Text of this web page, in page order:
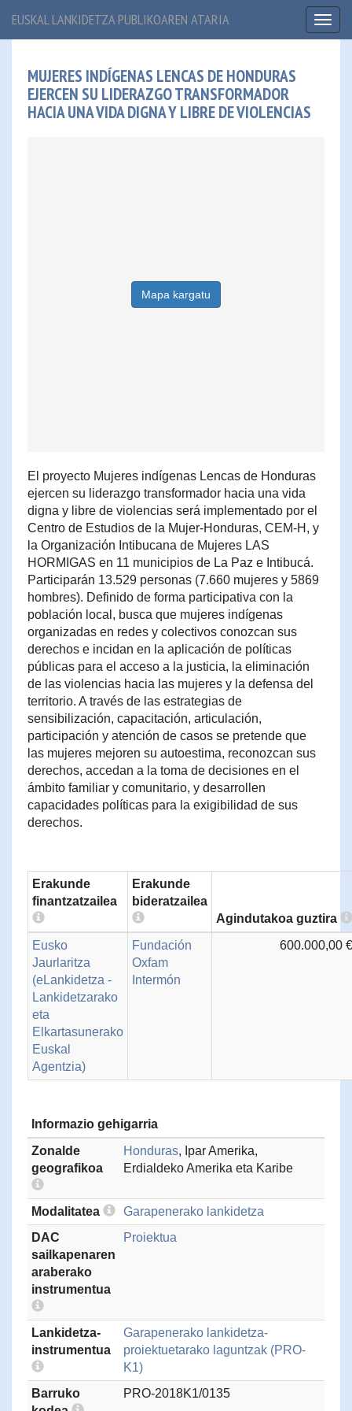
EUSKAL LANKIDETZA PUBLIKOAREN ATARIA
MUJERES INDÍGENAS LENCAS DE HONDURAS
EJERCEN SU LIDERAZGO TRANSFORMADOR
HACIA UNA VIDA DIGNA Y LIBRE DE VIOLENCIAS
Mapa kargatu
El proyecto Mujeres indígenas Lencas de Honduras
ejercen su liderazgo transformador hacia una vida
digna y libre de violencias será implementado por el
Centro de Estudios de la Mujer-Honduras, CEM-H, y
la Organización Intibucana de Mujeres LAS
HORMIGAS en 11 municipios de La Paz e Intibucá.
Participarán 13.529 personas (7.660 mujeres y 5869
hombres). Definido de forma participativa con la
población local, busca que mujeres indígenas
organizadas en redes y colectivos conozcan sus
derechos e incidan en la aplicación de políticas
públicas para el acceso a la justicia, la eliminación
de las violencias hacia las mujeres y la defensa del
territorio. A través de las estrategias de
sensibilización, capacitación, articulación,
participación y atención de casos se pretende que
las mujeres mejoren su autoestima, reconozcan sus
derechos, accedan a la toma de decisiones en el
ámbito familiar y comunitario, y desarrollen
capacidades políticas para la exigibilidad de sus
derechos.
Erakunde
finantzatzailea
Erakunde
bideratzailea
Agindutakoa guztira
Eusko
Jaurlaritza
(eLankidetza -
Lankidetzarako
eta
Elkartasunerako
Euskal
Agentzia)
Fundación
Oxfam
Intermón
600.000,00 €
Informazio gehigarria
Zonalde
geografikoa
Honduras, Ipar Amerika,
Erdialdeko Amerika eta Karibe
Modalitatea
Garapenerako lankidetza
DAC
sailkapenaren
araberako
instrumentua
Proiektua
Lankidetza-
instrumentua
Garapenerako lankidetza-
proiektuetarako laguntzak (PRO-
K1)
Barruko
PRO-2018K1/0135